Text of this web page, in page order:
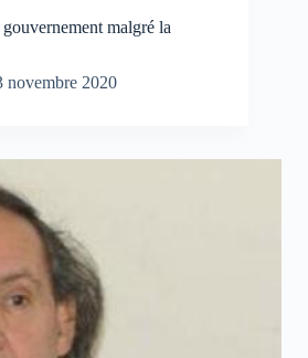
malgré la
novembre 2020